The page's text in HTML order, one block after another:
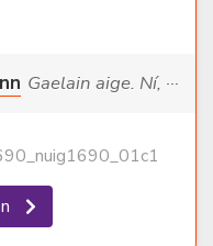
Gaelain aige. Ní, ···